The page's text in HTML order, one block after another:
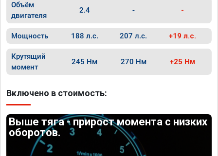
Объём
двигателя
2.4 - -
Мощность 188 л.с. 207 л.с. +19 л.с.
Крутящий
момент
245 Нм 270 Нм +25 Нм
Включено в стоимость:
Выше тяга - прирост момента с низких
оборотов.